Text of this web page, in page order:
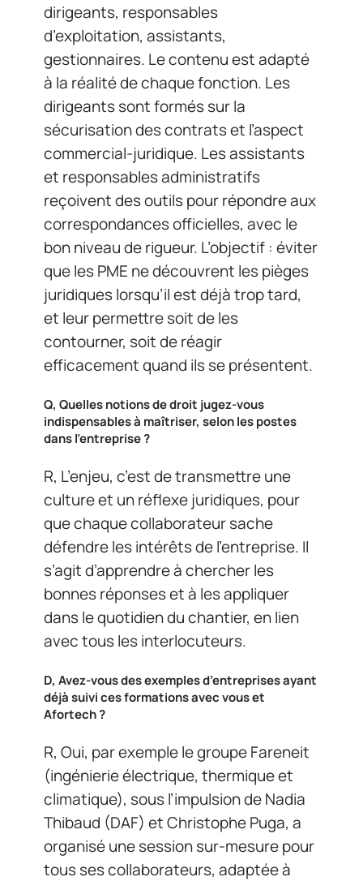
dirigeants, responsables
d’exploitation, assistants,
gestionnaires. Le contenu est adapté
à la réalité de chaque fonction. Les
dirigeants sont formés sur la
sécurisation des contrats et l’aspect
commercial-juridique. Les assistants
et responsables administratifs
reçoivent des outils pour répondre aux
correspondances officielles, avec le
bon niveau de rigueur. L’objectif : éviter
que les PME ne découvrent les pièges
juridiques lorsqu’il est déjà trop tard,
et leur permettre soit de les
contourner, soit de réagir
efficacement quand ils se présentent.
Q, Quelles notions de droit jugez-vous
indispensables à maîtriser, selon les postes
dans l’entreprise ?
R, L’enjeu, c’est de transmettre une
culture et un réflexe juridiques, pour
que chaque collaborateur sache
défendre les intérêts de l’entreprise. Il
s’agit d’apprendre à chercher les
bonnes réponses et à les appliquer
dans le quotidien du chantier, en lien
avec tous les interlocuteurs.
D, Avez-vous des exemples d’entreprises ayant
déjà suivi ces formations avec vous et
Afortech ?
R, Oui, par exemple le groupe Fareneit
(ingénierie électrique, thermique et
climatique), sous l’impulsion de Nadia
Thibaud (DAF) et Christophe Puga, a
organisé une session sur-mesure pour
tous ses collaborateurs, adaptée à